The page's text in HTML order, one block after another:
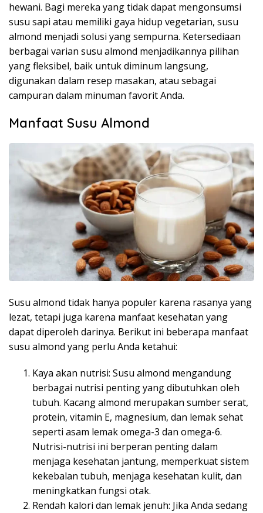
hewani. Bagi mereka yang tidak dapat mengonsumsi
susu sapi atau memiliki gaya hidup vegetarian, susu
almond menjadi solusi yang sempurna. Ketersediaan
berbagai varian susu almond menjadikannya pilihan
yang fleksibel, baik untuk diminum langsung,
digunakan dalam resep masakan, atau sebagai
campuran dalam minuman favorit Anda.
Manfaat Susu Almond
Susu almond tidak hanya populer karena rasanya yang
lezat, tetapi juga karena manfaat kesehatan yang
dapat diperoleh darinya. Berikut ini beberapa manfaat
susu almond yang perlu Anda ketahui:
Kaya akan nutrisi: Susu almond mengandung
berbagai nutrisi penting yang dibutuhkan oleh
tubuh. Kacang almond merupakan sumber serat,
protein, vitamin E, magnesium, dan lemak sehat
seperti asam lemak omega-3 dan omega-6.
Nutrisi-nutrisi ini berperan penting dalam
menjaga kesehatan jantung, memperkuat sistem
kekebalan tubuh, menjaga kesehatan kulit, dan
meningkatkan fungsi otak.
Rendah kalori dan lemak jenuh: Jika Anda sedang